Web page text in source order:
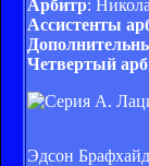
Арбитр:
Ассистенты
Четвертый
Эдсон Брафхайд